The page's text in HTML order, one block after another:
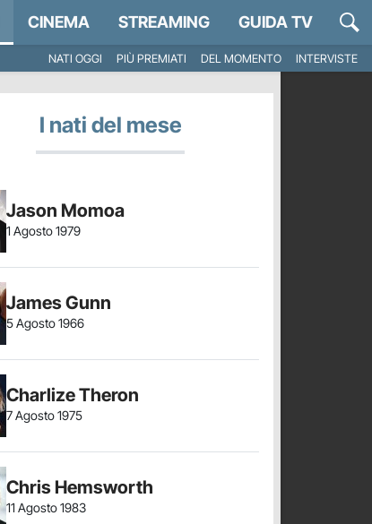
CINEMA STREAMING GUIDA TV
NATI OGGI PIÙ PREMIATI DEL MOMENTO
INTERVISTE
I nati del mese
Jason Momoa
1 Agosto 1979
James Gunn
5 Agosto 1966
Charlize Theron
7 Agosto 1975
Chris Hemsworth
11 Agosto 1983